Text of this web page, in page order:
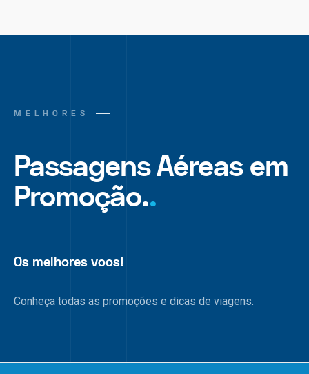
MELHORES
Passagens Aéreas em
Promoção..
Os melhores voos!
Conheça todas as promoções e dicas de viagens.